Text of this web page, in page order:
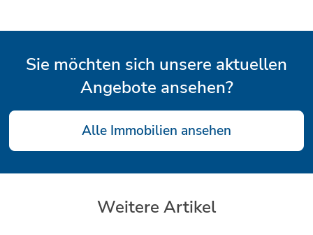
Sie möchten sich unsere aktuellen
Angebote ansehen?
Alle Immobilien ansehen
Weitere Artikel